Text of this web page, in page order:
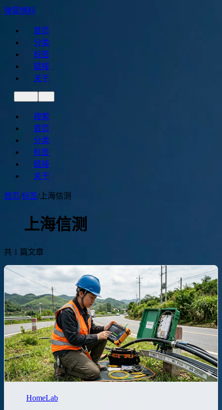
弹霄博科
首页
分类
标签
链接
关于
搜索
首页
分类
标签
链接
关于
首页/标签/上海信测
上海信测
共 1 篇文章
HomeLab